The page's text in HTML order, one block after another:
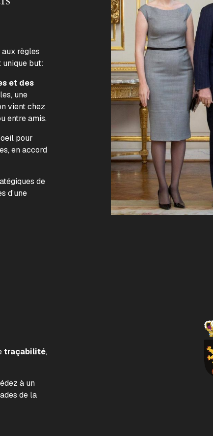
règles
unique but:
et des
une
vient chez
entre amis.
pour
en accord
de
d’une
traçabilité,
à un
de la